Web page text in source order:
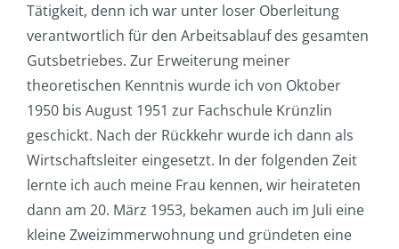
Tätigkeit, denn ich war unter loser Oberleitung
verantwortlich für den Arbeitsablauf des gesamten
Gutsbetriebes. Zur Erweiterung meiner
theoretischen Kenntnis wurde ich von Oktober
1950 bis August 1951 zur Fachschule Krünzlin
geschickt. Nach der Rückkehr wurde ich dann als
Wirtschaftsleiter eingesetzt. In der folgenden Zeit
lernte ich auch meine Frau kennen, wir heirateten
dann am 20. März 1953, bekamen auch im Juli eine
kleine Zweizimmerwohnung und gründeten eine